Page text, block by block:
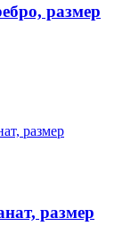
размер
размер